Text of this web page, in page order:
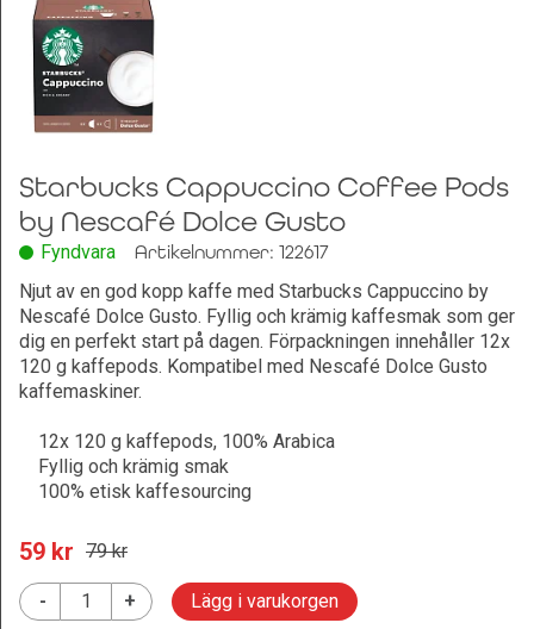
Starbucks Cappuccino Coffee Pods
by Nescafé Dolce Gusto
Fyndvara
Artikelnummer: 122617
Njut av en god kopp kaffe med Starbucks Cappuccino by
Nescafé Dolce Gusto. Fyllig och krämig kaffesmak som ger
dig en perfekt start på dagen. Förpackningen innehåller 12x
120 g kaffepods. Kompatibel med Nescafé Dolce Gusto
kaffemaskiner.
12x 120 g kaffepods, 100% Arabica
Fyllig och krämig smak
100% etisk kaffesourcing
59 kr 79 kr
- + Lägg i varukorgen